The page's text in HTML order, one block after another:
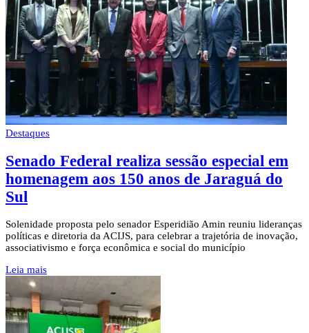
Destaques
Senado Federal realiza sessão especial em
homenagem aos 150 anos de Jaraguá do
Sul
Solenidade proposta pelo senador Esperidião Amin reuniu lideranças
políticas e diretoria da ACIJS, para celebrar a trajetória de inovação,
associativismo e força econômica e social do município
Leia mais